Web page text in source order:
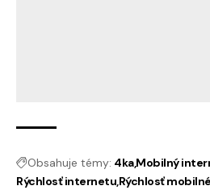
Obsahuje témy: 4kaMobilný
Rýchlosť internetuRýchlosť